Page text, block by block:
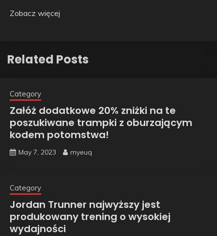
Zobacz więcej
Related Posts
Category
Załóż dodatkowe 20% zniżki na te
poszukiwane trampki z oburzającym
kodem potomstwa!
May 7, 2023 myeuq
Category
Jordan Trunner najwyższy jest
produkowany trening o wysokiej
wydajności